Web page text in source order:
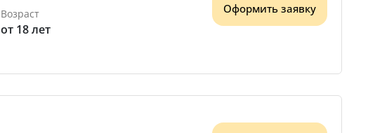
Возраст
от 18 лет
Оформить заявку